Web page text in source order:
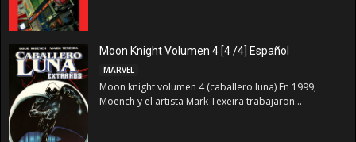
Moon Knight Volumen 4 [4 /4] Español
MARVEL
Moon knight volumen 4 (caballero luna) En 1999,
Moench y el artista Mark Texeira trabajaron...